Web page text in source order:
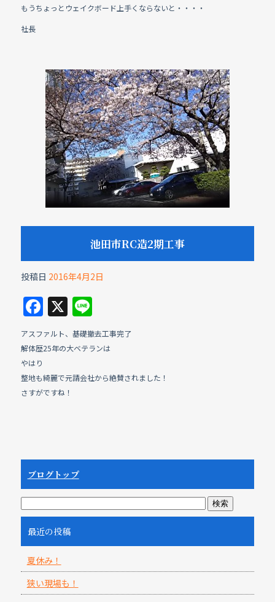
b
k
もうちょっとウェイクボード上手くならないと・・・・
社長
池田市RC造2期工事
投稿日 2016年4月2日
F
a
c
b
o
X Li
n
e
アスファルト、基礎撤去工事完了
解体歴25年の大ベテランは
やはり
整地も綺麗で元請会社から絶賛されました！
さすがですね！
ブログトップ
最近の投稿
夏休み！
狭い現場も！